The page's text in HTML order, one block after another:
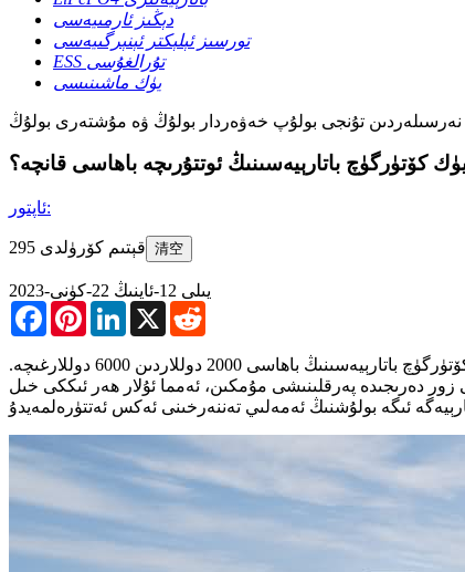
دېڭىز ئارمىيەسى
تورسىز ئېلېكتر ئېنېرگىيەسى
ESS تۇرالغۇسى
يۈك ماشىنىسى
كۆتۈرگۈچ باتارېيەسىنىڭ ئوتتۇرىچە باھاسى قانچە؟
ئاپتور:
295 قېتىم كۆرۈلدى 清空
2023-يىلى 12-ئاينىڭ 22-كۈنى
FacebookPinterestLinkedIn
X
ۋىللىق يۈك كۆتۈرگۈچ باتارېيەسىنىڭ باھاسى باتارېيەنىڭ تۈرىگە ئاساسەن زور دەرىجىدە ئۆزگىرىپ تۇرىدۇ. قوغۇشۇن كىسلاتالىق ۋىللىق يۈك كۆتۈرگۈچ باتارېيەسىنىڭ باھاسى 2000 دوللاردىن 6000 دوللارغىچە.
قانداقلا بولمىسۇن، باھاسى زور دەرىجىدە پەرقلىنىشى مۇمكىن، ئەمما ئۇلار ھەر ئىككى خىل